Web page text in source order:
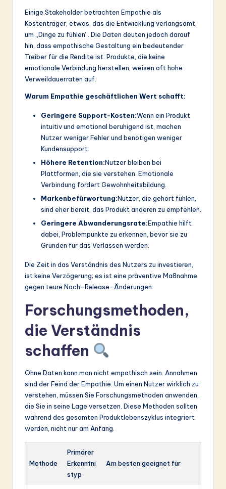
Einige Stakeholder betrachten Empathie als
Kostenträger, etwas, das die Entwicklung verlangsamt,
um „Dinge zu fühlen“. Die Daten deuten jedoch darauf
hin, dass empathische Gestaltung ein bedeutender
Treiber für die Rendite ist. Produkte, die keine
emotionale Verbindung herstellen, weisen oft hohe
Verweildauerraten auf.
Warum Empathie geschäftlichen Wert schafft:
Geringere Support-Kosten:Wenn ein Produkt
intuitiv und emotional beruhigend ist, machen
Nutzer weniger Fehler und benötigen weniger
Kundensupport.
Höhere Retention:Nutzer bleiben bei
Plattformen, die sie verstehen. Emotionale
Verbindung fördert Gewohnheitsbildung.
Markenbefürwortung:Nutzer, die gehört fühlen,
sind eher bereit, das Produkt anderen zu empfehlen.
Geringere Abwanderungsrate:Empathie hilft
dabei, Problempunkte zu erkennen, bevor sie zu
Gründen für das Verlassen werden.
Die Zeit in das Verständnis des Nutzers zu investieren,
ist keine Verzögerung; es ist eine präventive Maßnahme
gegen teure Nach-Release-Änderungen.
Forschungsmethoden,
die Verständnis
schaffen
Ohne Daten kann man nicht empathisch sein. Annahmen
sind der Feind der Empathie. Um einen Nutzer wirklich zu
verstehen, müssen Sie Forschungsmethoden anwenden,
die Sie in seine Lage versetzen. Diese Methoden sollten
während des gesamten Produktlebenszyklus integriert
werden, nicht nur am Anfang.
Methode
Primärer
Erkenntni
styp
Am besten geeignet für